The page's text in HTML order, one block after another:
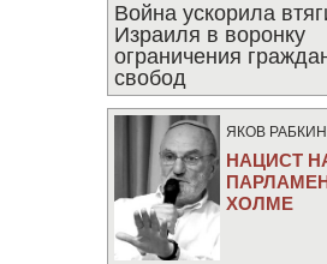
Война ускорила
Израиля в воронку
ограничения
свобод
ЯКОВ РАБКИН
НАЦИСТ
ХОЛМЕ